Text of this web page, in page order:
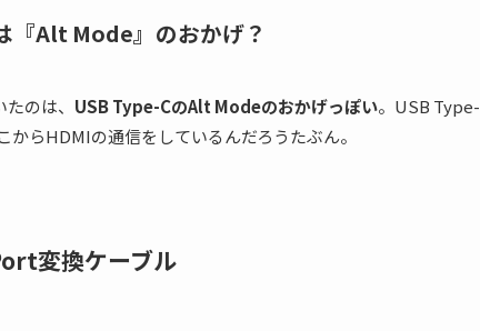
『Alt Mode』のおかげ？
のは、 USB Type-CのAlt Modeのおかげっぽい。USB Type-
らHDMIの通信をしているんだろうたぶん。
変換ケーブル